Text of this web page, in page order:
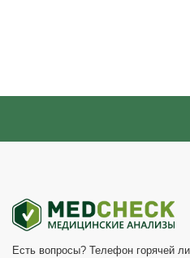
Есть вопросы? Телефон горячей